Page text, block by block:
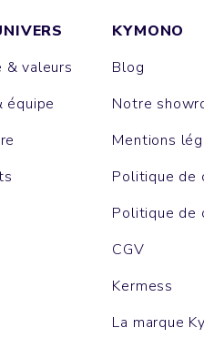
& valeurs
équipe
KYMONO
Blog
Notre
Mentions
Politique de
Politique de
CGV
Kermess
La marque